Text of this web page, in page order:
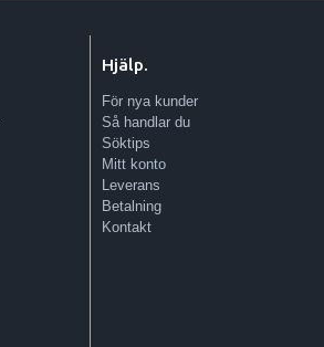
Hjälp.
För nya kunder
Så handlar du
Söktips
Mitt konto
Leverans
Betalning
Kontakt